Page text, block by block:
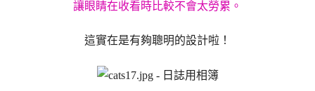
讓眼睛在收看時比較不會太勞累。
這實在是有夠聰明的設計啦！